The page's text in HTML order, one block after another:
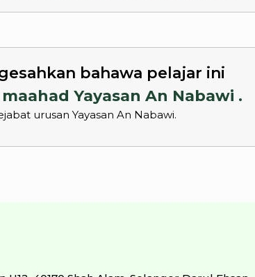
bahawa pelajar ini
Yayasan An Nabawi .
urusan Yayasan An Nabawi.